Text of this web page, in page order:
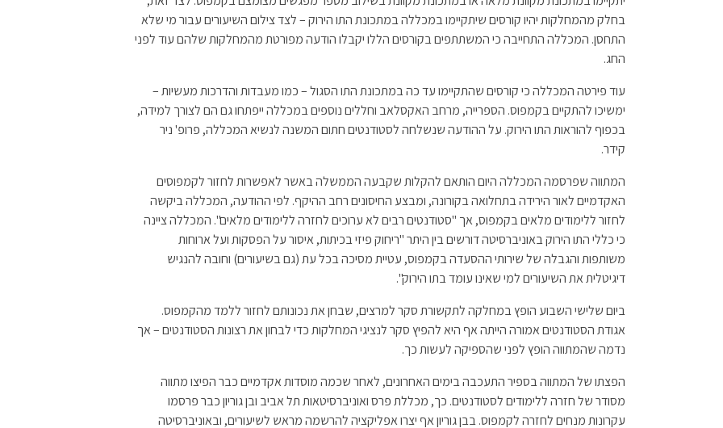
o
k
p
p
בחלק מהמחלקות יהיו קורסים שיתקיימו במכללה במתכונת התו הירוק – לצד צילום השיעורים עבור מי שלא
התחסן. המכללה התחייבה כי המשתתפים בקורסים הללו יקבלו הודעה מפורטת מהמחלקות שלהם עוד לפני
החג.
עוד פירטה המכללה כי קורסים שהתקיימו עד כה במתכונת התו הסגול – כמו מעבדות והדרכות מעשיות –
ימשיכו להתקיים בקמפוס. הספרייה, מרחב האקסלאב וחללים נוספים במכללה ייפתחו גם הם לצורך למידה,
בכפוף להוראות התו הירוק. על ההודעה שנשלחה לסטודנטים חתום המשנה לנשיא המכללה, פרופ' ניר
קידר.
המתווה שפרסמה המכללה היום הותאם להקלות שקבעה הממשלה באשר לאפשרות לחזור לקמפוסים
האקדמיים לאור הירידה בתחלואה בקורונה, ומבצע החיסונים רחב ההיקף. לפי ההודעה, המכללה ביקשה
לחזור ללימודים מלאים בקמפוס, אך "סטודנטים רבים לא ערוכים לחזרה ללימודים מלאים". המכללה ציינה
כי כללי התו הירוק באוניברסיטה דורשים בין היתר "ריחוק פיזי בכיתות, איסור על הפסקות ועל ארוחות
משותפות והגבלה של שירותי ההסעדה בקמפוס, עטיית מסיכה בכל עת (גם בשיעורים) וחובה להנגיש
דיגיטלית את השיעורים למי שאינו עומד בתו הירוק".
ביום שלישי השבוע הופץ במחלקה לתקשורת סקר למרצים, שבחן את נכונותם לחזור ללמד מהקמפוס.
אגודת הסטודנטים אמורה הייתה אף היא להפיץ סקר לנציגי המחלקות כדי לבחון את רצונות הסטודנטים – אך
נדמה שהמתווה הופץ לפני שהספיקה לעשות כך.
הפצתו של המתווה בספיר התעכבה בימים האחרונים, לאחר שכמה מוסדות אקדמיים כבר הפיצו מתווה
מסודר של חזרה ללימודים לסטודנטים. כך, מכללת פרס ואוניברסיטאות תל אביב ובן גוריון כבר פרסמו
עקרונות מנחים לחזרה לקמפוס. בבן גוריון אף יצרו אפליקציה להרשמה מראש לשיעורים, ובאוניברסיטה